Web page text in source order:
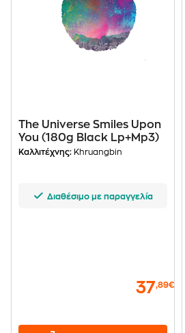
The Universe Smiles Upon
You (180g Black Lp+Mp3)
Καλλιτέχνης: Khruangbin
Διαθέσιμο με παραγγελία
37,89€